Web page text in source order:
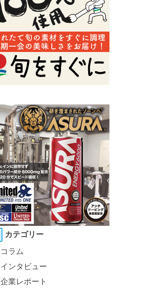
カテゴリー
コラム
インタビュー
企業レポート